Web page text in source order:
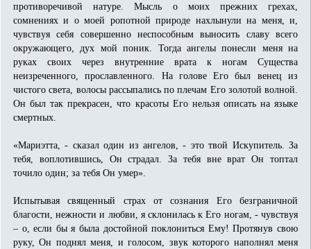
противоречивой натуре. Мысль о моих прежних грехах,
сомнениях и о моей ропотной природе нахлынули на меня, и,
чувствуя себя совершенно неспособным выносить славу всего
окружающего, дух мой поник. Тогда ангелы понесли меня на
руках своих через внутренние врата к ногам Существа
неизреченного, прославленного. На голове Его был венец из
чистого света, волосы рассыпались по плечам Его золотой волной.
Он был так прекрасен, что красоты Его нельзя описать на языке
смертных.
«Мариэтта, - сказал один из ангелов, - это твой Искупитель. За
тебя, воплотившись, Он страдал. За тебя вне врат Он топтал
точило один; за тебя Он умер».
Испытывая священный страх от сознания Его безграничной
благости, нежности и любви, я склонилась к Его ногам, - чувствуя
– о, если бы я была достойной поклониться Ему! Протянув свою
руку, Он поднял меня, и голосом, звук которого наполнял меня